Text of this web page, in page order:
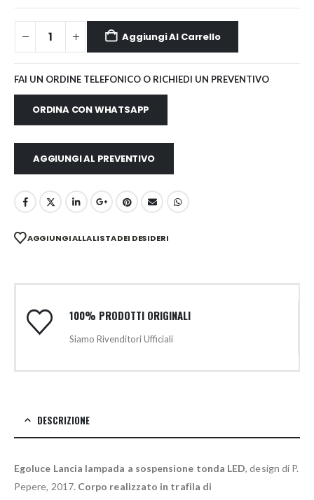
Aggiungi Al Carrello
FAI UN ORDINE TELEFONICO O RICHIEDI UN PREVENTIVO
ORDINA CON WHATSAPP
AGGIUNGI AL PREVENTIVO
AGGIUNGI ALLA LISTA DEI DESIDERI
100% PRODOTTI ORIGINALI
Siamo Rivenditori Ufficiali
DESCRIZIONE
Egoluce Lancia lampada a sospensione tonda LED, design di P.
Pepere, 2017. Corpo realizzato in trafila di